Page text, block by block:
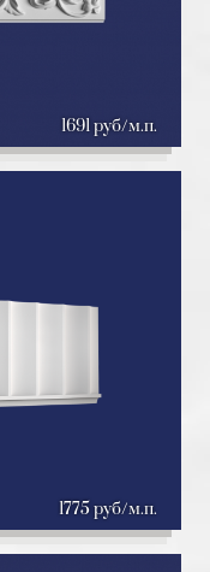
1691 руб/м.п.
1775 руб/м.п.